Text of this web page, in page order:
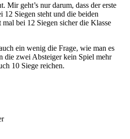
Mir geht’s nur darum, dass der erste
12 Siegen steht und die beiden
bei 12 Siegen sicher die Klasse
ein wenig die Frage, wie man es
die zwei Absteiger kein Spiel mehr
10 Siege reichen.